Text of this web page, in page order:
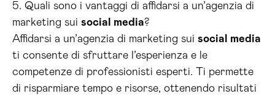
5. Quali sono i vantaggi di affidarsi a un’agenzia di
marketing sui social media?
Affidarsi a un’agenzia di marketing sui social media
ti consente di sfruttare l’esperienza e le
competenze di professionisti esperti. Ti permette
di risparmiare tempo e risorse, ottenendo risultati